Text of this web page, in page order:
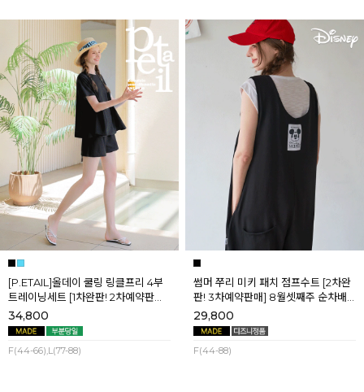
[P.ETAIL]올데이 쿨링 링클프리 4부
트레이닝세트 [1차완판! 2차예약판매]
[블랙L] 8월셋째주 순차배송
34,800
F(44-66),L(77-88)
썸머 쭈리 미키 패치 점프수트 [2차완
판! 3차예약판매] 8월셋째주 순차배
송
29,800
F(44-88)